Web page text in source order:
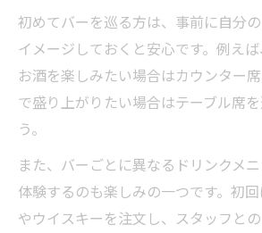
初めてバーを巡る方は、事前に自分
イメージしておくと安心です。例え
お酒を楽しみたい場合はカウンター
で盛り上がりたい場合はテーブル席
う。
また、バーごとに異なるドリンクメ
体験するのも楽しみの一つです。初
やウイスキーを注文し、スタッフと